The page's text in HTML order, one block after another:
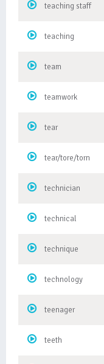
teaching staff
teaching
team
teamwork
tear
tear/tore/torn
technician
technical
technique
technology
teenager
teeth